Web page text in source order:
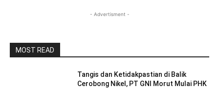
- Advertisment -
MOST READ
Tangis dan Ketidakpastian di Balik
Cerobong Nikel, PT GNI Morut Mulai PHK